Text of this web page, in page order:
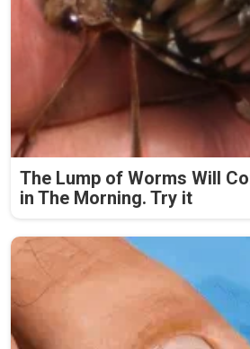
The Lump of Worms Will
in The Morning. Try it